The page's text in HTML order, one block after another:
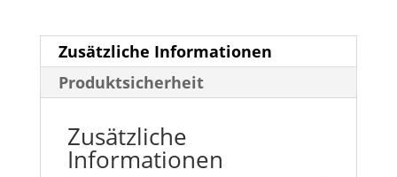
Zusätzliche Informationen
Produktsicherheit
Zusätzliche
Informationen